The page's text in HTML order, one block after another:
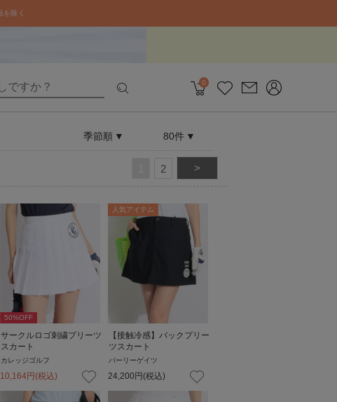
0
季節順 80件
2 >
50%OFF
サークルロゴ刺繍プリーツ
スカート
カレッジゴルフ
10,164円(税込)
人気アイテム
【接触冷感】バックプリー
ツスカート
パーリーゲイツ
24,200円(税込)